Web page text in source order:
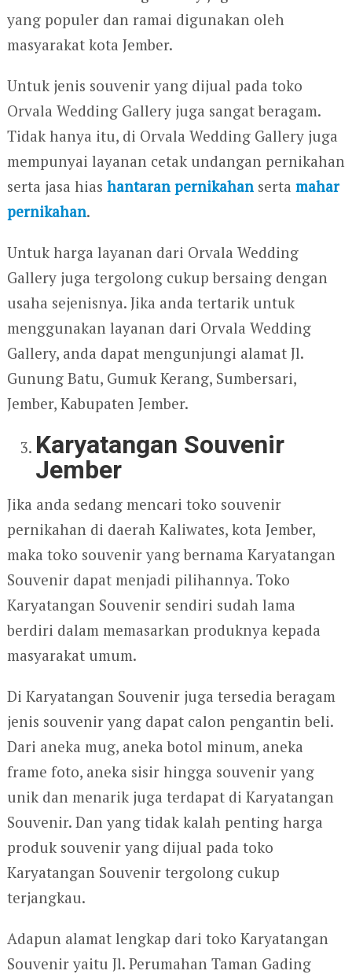
yang populer dan ramai digunakan oleh
masyarakat kota Jember.
Untuk jenis souvenir yang dijual pada toko
Orvala Wedding Gallery juga sangat beragam.
Tidak hanya itu, di Orvala Wedding Gallery juga
mempunyai layanan cetak undangan pernikahan
serta jasa hias hantaran pernikahanserta mahar
pernikahan.
Untuk harga layanan dari Orvala Wedding
Gallery juga tergolong cukup bersaing dengan
usaha sejenisnya. Jika anda tertarik untuk
menggunakan layanan dari Orvala Wedding
Gallery, anda dapat mengunjungi alamat Jl.
Gunung Batu, Gumuk Kerang, Sumbersari,
Jember, Kabupaten Jember.
Karyatangan Souvenir
Jember
Jika anda sedang mencari toko souvenir
pernikahan di daerah Kaliwates, kota Jember,
maka toko souvenir yang bernama Karyatangan
Souvenir dapat menjadi pilihannya. Toko
Karyatangan Souvenir sendiri sudah lama
berdiri dalam memasarkan produknya kepada
masyarakat umum.
Di Karyatangan Souvenir juga tersedia beragam
jenis souvenir yang dapat calon pengantin beli.
Dari aneka mug, aneka botol minum, aneka
frame foto, aneka sisir hingga souvenir yang
unik dan menarik juga terdapat di Karyatangan
Souvenir. Dan yang tidak kalah penting harga
produk souvenir yang dijual pada toko
Karyatangan Souvenir tergolong cukup
terjangkau.
Adapun alamat lengkap dari toko Karyatangan
Souvenir yaitu Jl. Perumahan Taman Gading